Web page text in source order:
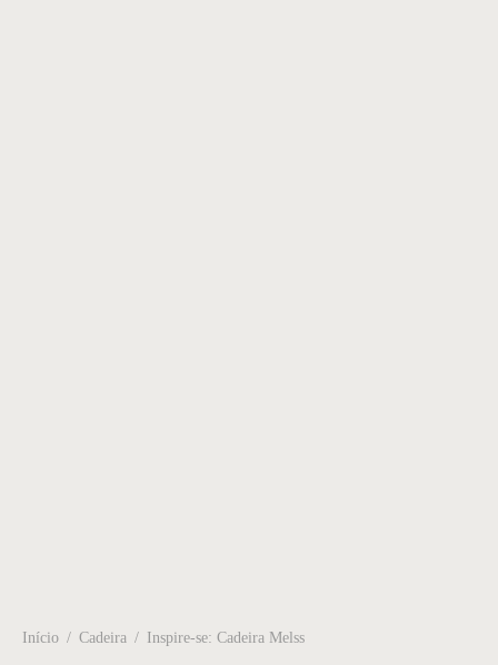
Início / Cadeira / Inspire-se: Cadeira Melss